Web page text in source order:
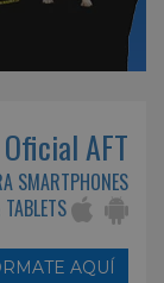
AFT
SMARTPHONES
AQUÍ